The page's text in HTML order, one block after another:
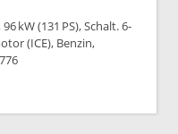
kW (131 PS), Schalt. 6-
(ICE), Benzin,